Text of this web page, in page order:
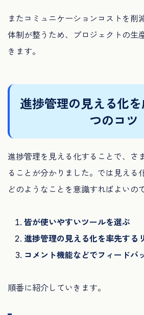
またコミュニケーションコストを削
体制が整うため、プロジェクトの生
きます。
進捗管理の見える化
つのコツ
進捗管理を見える化することで、さ
ることが分かりました。では見える
どのようなことを意識すればよいの
皆が使いやすいツールを選ぶ
進捗管理の見える化を率先する
コメント機能などでフィードバ
順番に紹介していきます。